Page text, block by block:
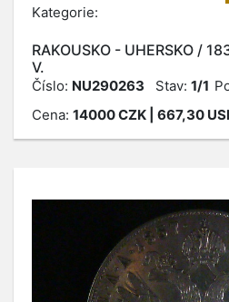
Kategorie:
RAKOUSKO - UHERSKO /
V.
Číslo: NU290263 Stav: 1/1
Cena: 14000CZK | 667,30